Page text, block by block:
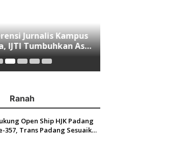
Jurnalis Kampus
IJTI Tumbuhkan Asa
Muda di Era
Ranah
Open Ship HJK Padang
357, Trans Padang Sesuaikan